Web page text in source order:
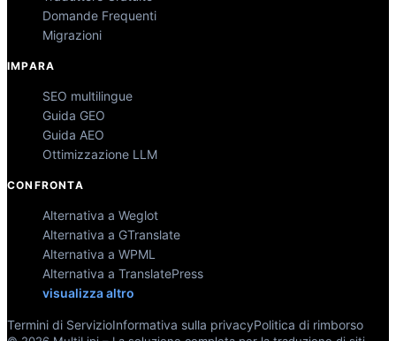
Domande Frequenti
Migrazioni
IMPARA
SEO multilingue
Guida GEO
Guida AEO
Ottimizzazione LLM
CONFRONTA
Alternativa a Weglot
Alternativa a GTranslate
Alternativa a WPML
Alternativa a TranslatePress
visualizza altro
Termini di ServizioInformativa sulla privacyPolitica di rimborso